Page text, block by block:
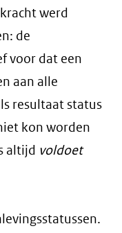
werd
de
voor dat een
aan alle
resultaat status
kon worden
altijd voldoet